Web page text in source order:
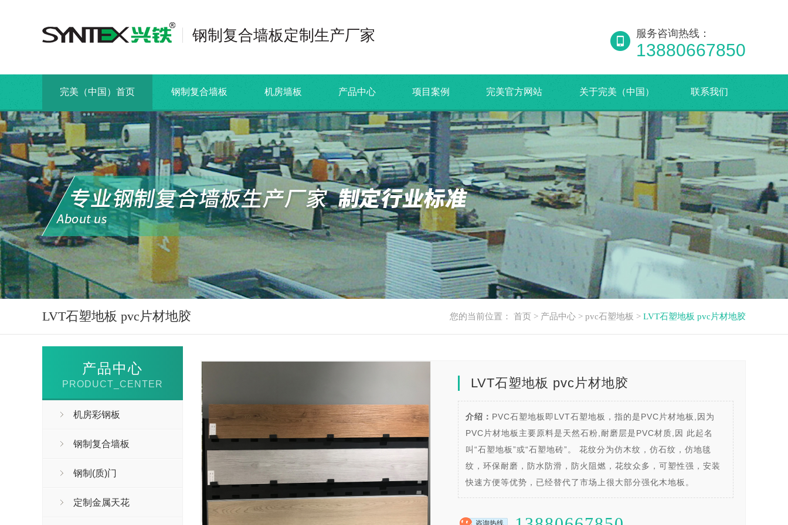
钢制复合墙板定制生产厂家 服务咨询热线：
13880667850
完美（中国）首页 钢制复合墙板 机房墙板 产品中心 项目案例 完美官方网站 关于完美（中国） 联系我们
LVT石塑地板 pvc片材地胶 您的当前位置： 首页 > 产品中心 > pvc石塑地板 > LVT石塑地板 pvc片材地胶
产品中心
PRODUCT_CENTER
机房彩钢板
钢制复合墙板
钢制(质)门
定制金属天花
LVT石塑地板 pvc片材地胶
介绍： PVC石塑地板即LVT石塑地板，指的是PVC片材地板,因为
PVC片材地板主要原料是天然石粉,耐磨层是PVC材质,因 此起名
叫“石塑地板”或“石塑地砖”。 花纹分为仿木纹，仿石纹，仿地毯
纹，环保耐磨，防水防滑，防火阻燃，花纹众多，可塑性强，安装
快速方便等优势，已经替代了市场上很大部分强化木地板。
咨询热线